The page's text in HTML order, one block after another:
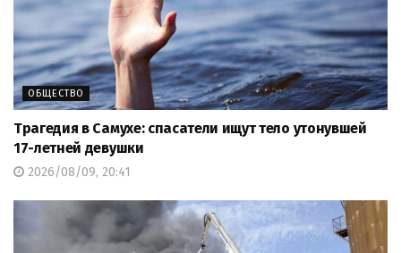
ОБЩЕСТВО
Трагедия в Самухе: спасатели ищут тело утонувшей
17-летней девушки
2026/08/09, 20:41